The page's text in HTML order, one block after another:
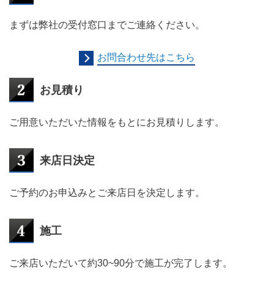
まずは弊社の受付窓口までご連絡ください。
お問合わせ先はこちら
お見積り
ご用意いただいた情報をもとにお見積りします。
来店日決定
ご予約のお申込みとご来店日を決定します。
施工
ご来店いただいて約30~90分で施工が完了します。